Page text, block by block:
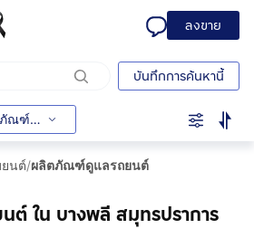
ลงขาย
บันทึกการค้นหานี้
ณฑ์ดูแลรถยนต์
ยนต์/ผลิตภัณฑ์ดูแลรถยนต์
ใน บางพลี สมุทรปราการ